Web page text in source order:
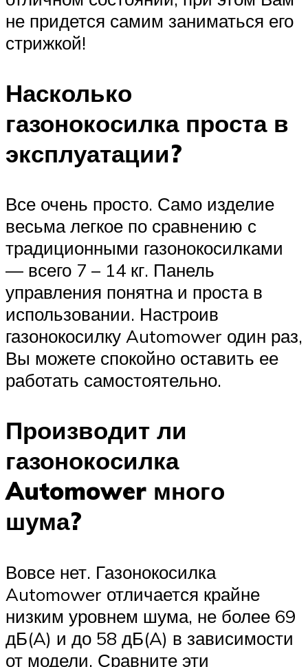
не придется самим заниматься его
стрижкой!
Насколько
газонокосилка проста в
эксплуатации?
Все очень просто. Само изделие
весьма легкое по сравнению с
традиционными газонокосилками
— всего 7 – 14 кг. Панель
управления понятна и проста в
использовании. Настроив
газонокосилку Automower один раз,
Вы можете спокойно оставить ее
работать самостоятельно.
Производит ли
газонокосилка
Automower много
шума?
Вовсе нет. Газонокосилка
Automower отличается крайне
низким уровнем шума, не более 69
дБ(A) и до 58 дБ(A) в зависимости
от модели. Сравните эти